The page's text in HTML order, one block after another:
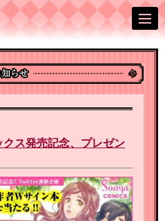
ス発売記念、プレゼン